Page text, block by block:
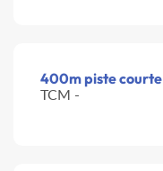
400m piste courte
TCM -